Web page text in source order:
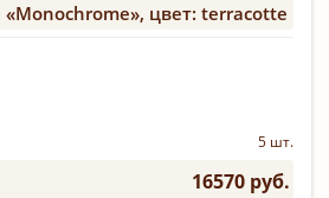
«Monochrome», цвет: terracotte
5 шт.
16570 руб.